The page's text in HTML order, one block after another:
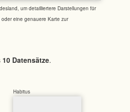
um detailliertere Darstellungen für
eine genauere Karte zur
10 Datensätze.
Habitus